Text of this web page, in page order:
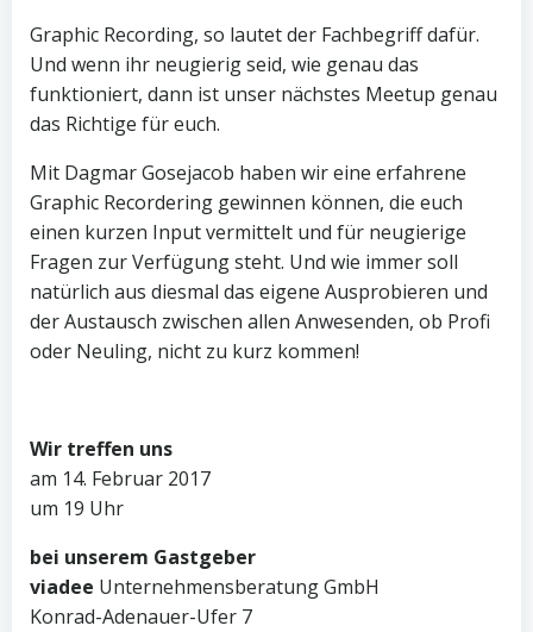
Graphic Recording, so lautet der Fachbegriff dafür.
Und wenn ihr neugierig seid, wie genau das
funktioniert, dann ist unser nächstes Meetup genau
das Richtige für euch.
Mit Dagmar Gosejacob haben wir eine erfahrene
Graphic Recordering gewinnen können, die euch
einen kurzen Input vermittelt und für neugierige
Fragen zur Verfügung steht. Und wie immer soll
natürlich aus diesmal das eigene Ausprobieren und
der Austausch zwischen allen Anwesenden, ob Profi
oder Neuling, nicht zu kurz kommen!
Wir treffen uns
am 14. Februar 2017
um 19 Uhr
bei unserem Gastgeber
viadee Unternehmensberatung GmbH
Konrad-Adenauer-Ufer 7